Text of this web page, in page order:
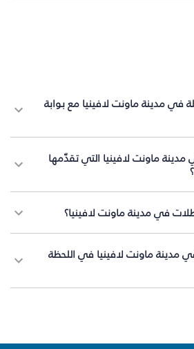
في مدينة ماونت لافينيا مع بوابة
ماونت لافينيا التي تقدّمها
في مدينة ماونت لافينيا؟
مدينة ماونت لافينيا في اللحظة